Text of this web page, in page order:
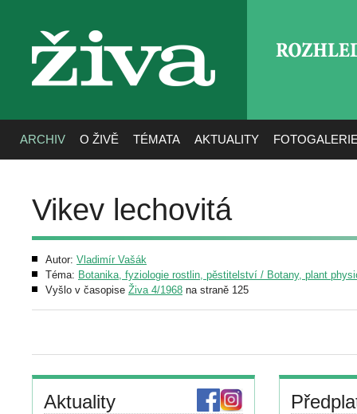
živa
ARCHIV O ŽIVĚ TÉMATA AKTUALITY
Vikev lechovitá
Autor: Vladimír Vašák
Téma: Botanika, fyziologie rostlin, pěstitelství / Botany, plant
Vyšlo v časopise Živa 4/1968 na straně 125
Aktuality